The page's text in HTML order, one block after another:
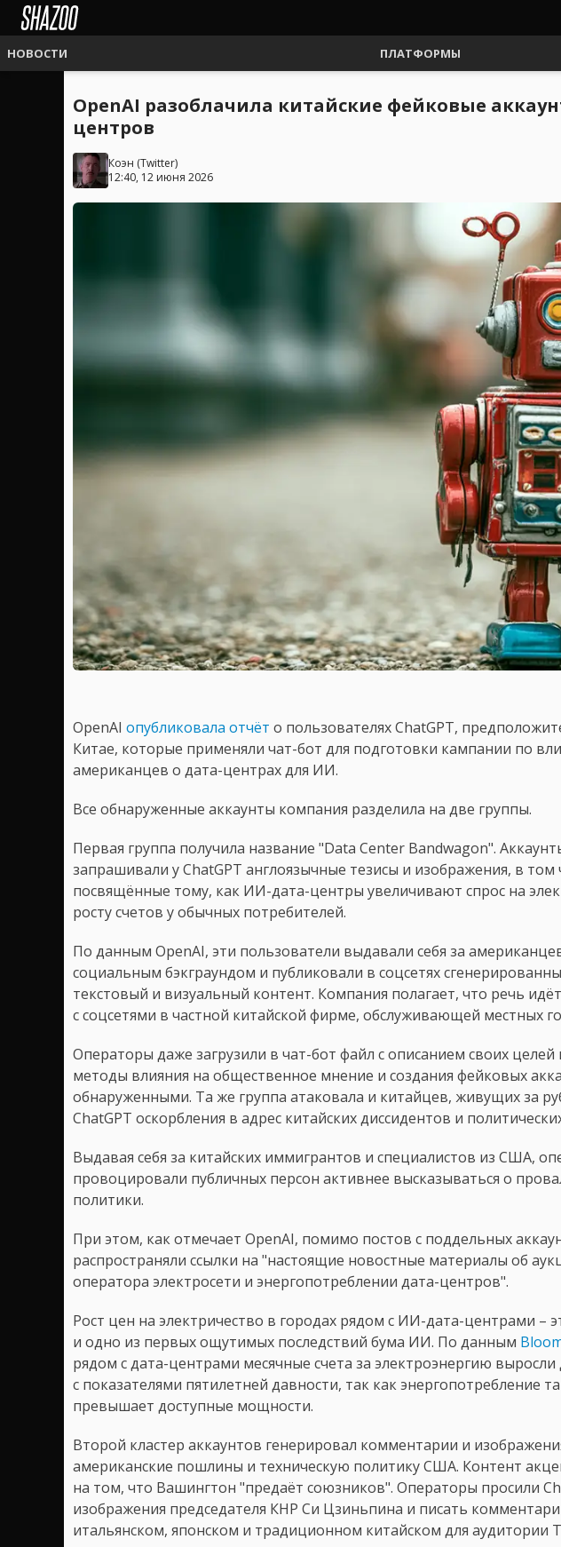
НОВОСТИ ПЛАТФОРМЫ
OpenAI разоблачила китайские фейковые
центров
Коэн (Twitter)
12:40, 12 июня 2026
OpenAI опубликовала отчёт о пользователях ChatGPT,
Китае, которые применяли чат-бот для подготовки кампании по
американцев о дата-центрах для ИИ.
Все обнаруженные аккаунты компания разделила на две группы.
Первая группа получила название "Data Center Bandwagon".
запрашивали у ChatGPT англоязычные тезисы и изображения, в том
посвящённые тому, как ИИ-дата-центры увеличивают спрос на
росту счетов у обычных потребителей.
По данным OpenAI, эти пользователи выдавали себя за
социальным бэкграундом и публиковали в соцсетях
текстовый и визуальный контент. Компания полагает, что речь
с соцсетями в частной китайской фирме, обслуживающей местных
Операторы даже загрузили в чат-бот файл с описанием своих целей
методы влияния на общественное мнение и создания фейковых
обнаруженными. Та же группа атаковала и китайцев, живущих за
ChatGPT оскорбления в адрес китайских диссидентов и
Выдавая себя за китайских иммигрантов и специалистов из США,
провоцировали публичных персон активнее высказываться о
политики.
При этом, как отмечает OpenAI, помимо постов с поддельных
распространяли ссылки на "настоящие новостные материалы об
оператора электросети и энергопотреблении дата-центров".
Рост цен на электричество в городах рядом с ИИ-дата-центрами –
и одно из первых ощутимых последствий бума ИИ. По данным
рядом с дата-центрами месячные счета за электроэнергию
с показателями пятилетней давности, так как энергопотребление
превышает доступные мощности.
Второй кластер аккаунтов генерировал комментарии и
американские пошлины и техническую политику США. Контент
на том, что Вашингтон "предаёт союзников". Операторы просили
изображения председателя КНР Си Цзиньпина и писать
итальянском, японском и традиционном китайском для аудитории